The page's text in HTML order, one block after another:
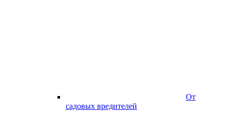
От
садовых вредителей